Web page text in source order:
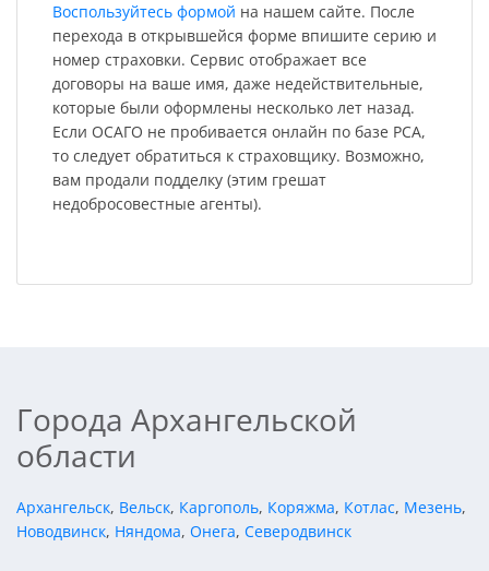
Воспользуйтесь формой на нашем сайте. После
перехода в открывшейся форме впишите серию и
номер страховки. Сервис отображает все
договоры на ваше имя, даже недействительные,
которые были оформлены несколько лет назад.
Если ОСАГО не пробивается онлайн по базе РСА,
то следует обратиться к страховщику. Возможно,
вам продали подделку (этим грешат
недобросовестные агенты).
Города Архангельской
области
Архангельск, Вельск, Каргополь, Коряжма, Котлас, Мезень,
Новодвинск, Няндома, Онега, Северодвинск